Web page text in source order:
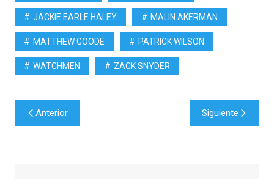
JACKIE EARLE HALEY MALIN AKERMAN
MATTHEW GOODE PATRICK WILSON
WATCHMEN ZACK SNYDER
Navegación
de
Anterior Siguiente